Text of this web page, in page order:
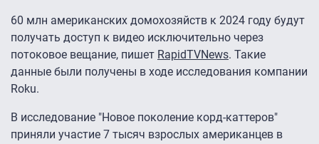
60 млн американских домохозяйств к 2024 году будут
получать доступ к видео исключительно через
потоковое вещание, пишет RapidTVNews. Такие
данные были получены в ходе исследования компании
Roku.
В исследование "Новое поколение корд-каттеров"
приняли участие 7 тысяч взрослых американцев в